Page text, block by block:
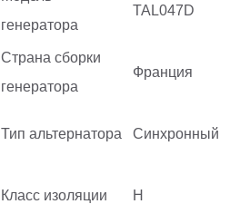
генератора
TAL047D
Страна сборки
генератора
Франция
Тип альтернатора Синхронный
Класс изоляции H